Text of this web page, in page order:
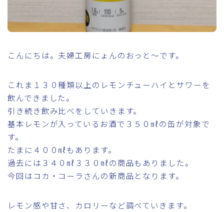
こんにちは。夫婦工房にょんのおっと～です。
これま１３０種類以上のレモンチューハイとサワーを
飲んできました。
引き続き飲み比べをしていきます。
基本レモンが入っているお酒で３５０㎖の缶が対象で
す。
たまに４００㎖もあります。
過去には３４０㎖３３０㎖の商品もありました。
今回はコカ・コーラさんの新商品となります。
レモン感や甘さ、カロリーなど調べていきます。